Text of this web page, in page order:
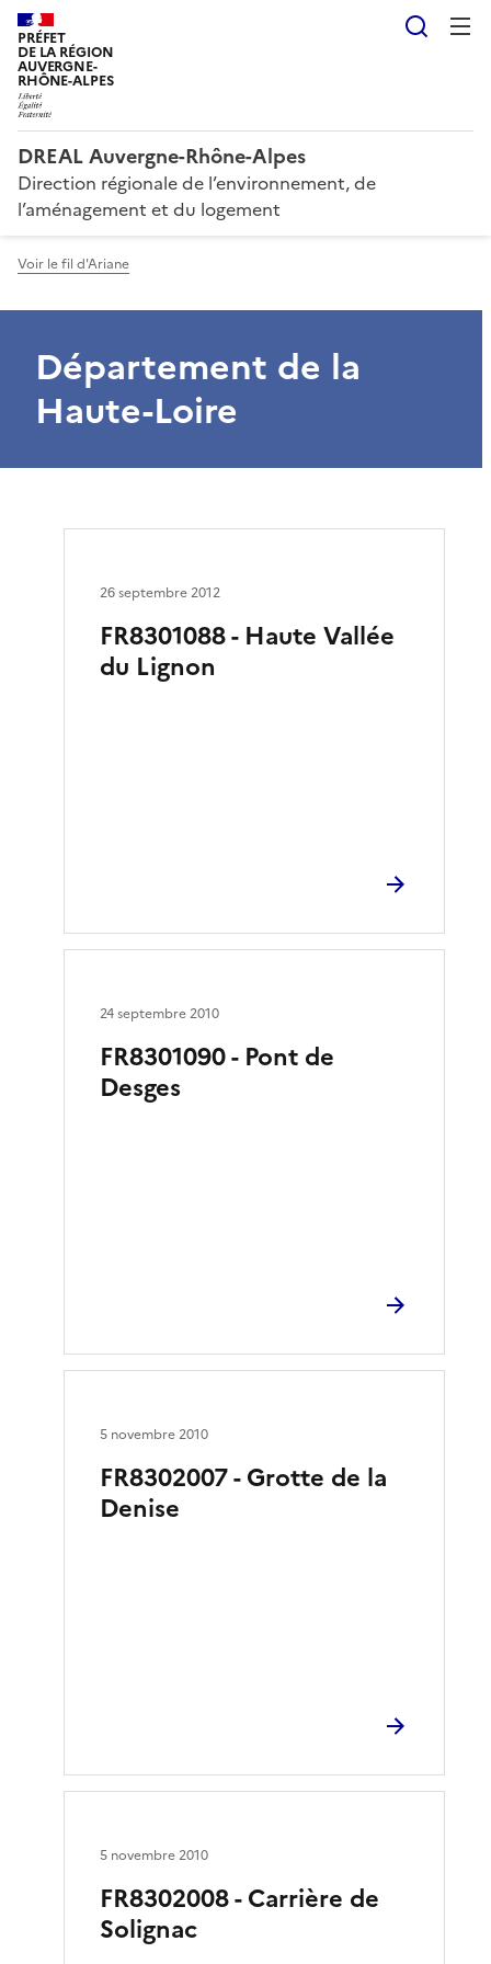
PRÉFET
DE LA RÉGION
AUVERGNE-
RHÔNE-ALPES
DREAL Auvergne-Rhône-Alpes
Direction régionale de l’environnement, de
l’aménagement et du logement
Voir le fil d'Ariane
Département de la
Haute-Loire
FR8301088 - Haute Vallée
du Lignon
26 septembre 2012
FR8301090 - Pont de
Desges
24 septembre 2010
FR8302007 - Grotte de la
Denise
5 novembre 2010
FR8302008 - Carrière de
Solignac
5 novembre 2010